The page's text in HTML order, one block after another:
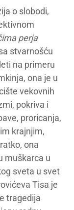
o slobodi,
perja
stvarnošću
na primeru
ona je u
vekovnih
pokriva i
proricanja,
krajnjim,
ona
muškarca u
sveta u svet
Tisa je
tragedija